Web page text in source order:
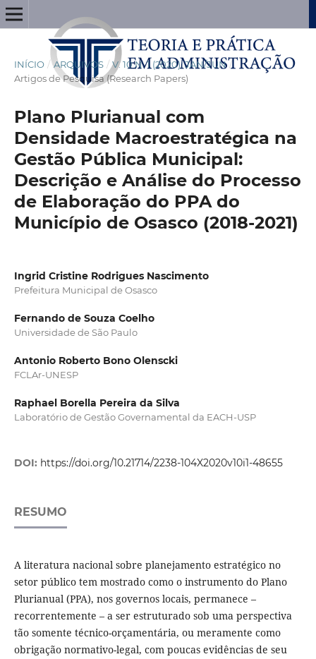
INÍCIO / ARQUIVOS / V. 10 N. 1 (2020): JAN/JUN /
Artigos de Pesquisa (Research Papers)
Plano Plurianual com
Densidade Macroestratégica na
Gestão Pública Municipal:
Descrição e Análise do Processo
de Elaboração do PPA do
Município de Osasco (2018-2021)
Ingrid Cristine Rodrigues Nascimento
Prefeitura Municipal de Osasco
Fernando de Souza Coelho
Universidade de São Paulo
Antonio Roberto Bono Olenscki
FCLAr-UNESP
Raphael Borella Pereira da Silva
Laboratório de Gestão Governamental da EACH-USP
DOI: https://doi.org/10.21714/2238-104X2020v10i1-48655
RESUMO
A literatura nacional sobre planejamento estratégico no
setor público tem mostrado como o instrumento do Plano
Plurianual (PPA), nos governos locais, permanece –
recorrentemente – a ser estruturado sob uma perspectiva
tão somente técnico-orçamentária, ou meramente como
obrigação normativo-legal, com poucas evidências de seu